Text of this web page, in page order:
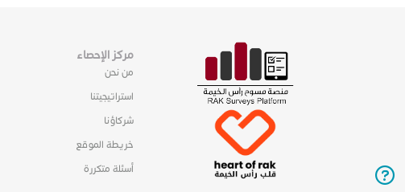
مركز الإحصاء
من نحن
استراتيجيتنا
شركاؤنا
خريطة الموقع
أسئلة متكررة